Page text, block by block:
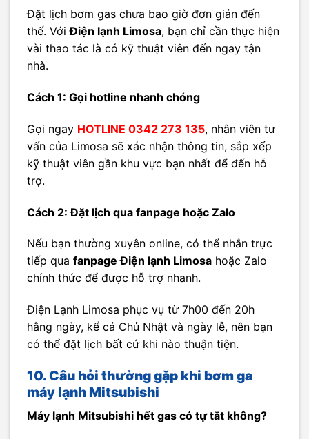
Đặt lịch bơm gas chưa bao giờ đơn giản đến
thế. VớiĐiện lạnh Limosa, bạn chỉ cần thực hiện
vài thao tác là có kỹ thuật viên đến ngay tận
nhà.
Cách 1: Gọi hotline nhanh chóng
Gọi ngay HOTLINE 0342 273 135, nhân viên tư
vấn của Limosa sẽ xác nhận thông tin, sắp xếp
kỹ thuật viên gần khu vực bạn nhất để đến hỗ
trợ.
Cách 2: Đặt lịch qua fanpage hoặc Zalo
Nếu bạn thường xuyên online, có thể nhắn trực
tiếp qua fanpage Điện lạnh Limosa hoặc Zalo
chính thức để được hỗ trợ nhanh.
Điện Lạnh Limosa phục vụ từ 7h00 đến 20h
hằng ngày, kể cả Chủ Nhật và ngày lễ, nên bạn
có thể đặt lịch bất cứ khi nào thuận tiện.
10. Câu hỏi thường gặp khi bơm ga
máy lạnh Mitsubishi
Máy lạnh Mitsubishi hết gas có tự tắt không?